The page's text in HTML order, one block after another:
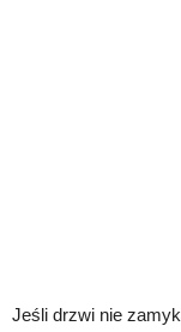
Jeśli drzwi nie